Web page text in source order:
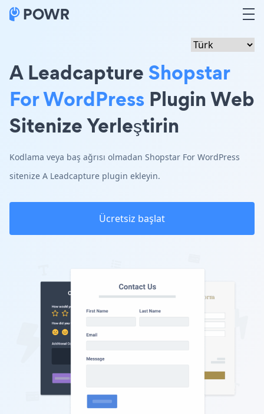
A LeadcaptureShopstar
For WordPress Plugin Web
Sitenize Yerleştirin
Kodlama veya baş ağrısı olmadan Shopstar For WordPress
sitenize A Leadcapture plugin ekleyin.
Ücretsiz başlat